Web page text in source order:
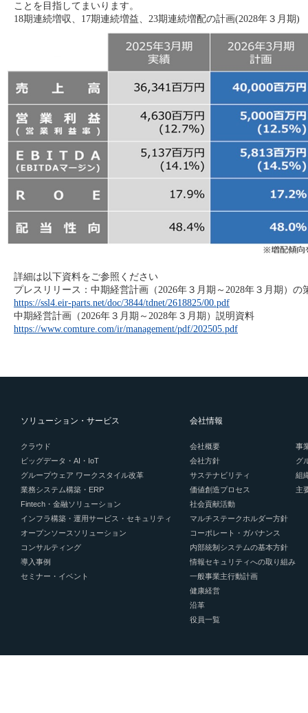
ことを目指してまいります。
18期連続増収、17期連続増益、23期連続増配の計画(2028年３月期)
詳細は以下資料をご参照ください
プレスリリース：中期経営計画（2026年３月期～2028年３月期）の
https://ssl4.eir-parts.net/doc/3844/tdnet/2618825/00.pdf
中期経営計画（2026年３月期～2028年３月期）説明資料
https://www.comture.com/ir/management/pdf/202505.pdf
ソリューション・サービス
クラウド
ビッグデータ・AI・IoT
グループウェア ワークスタイル改革
業務システム構築・ERP
Fintech・金融ソリューション
インフラ構築・運用サービス・セキュリティ
オープンソースソリューション
コンサルティング
導入事例
セミナー・イベント
会社情報
会社概要
会社方針
サステナビリティ
価値創造プロセス
社会貢献活動
マルチステークホルダー方針
コーポレート・ガバナンス
内部統制システムの基本方針
情報セキュリティへの取り組み
一般事業主行動計画
健康経営
沿革
役員一覧
事
グ
組
主